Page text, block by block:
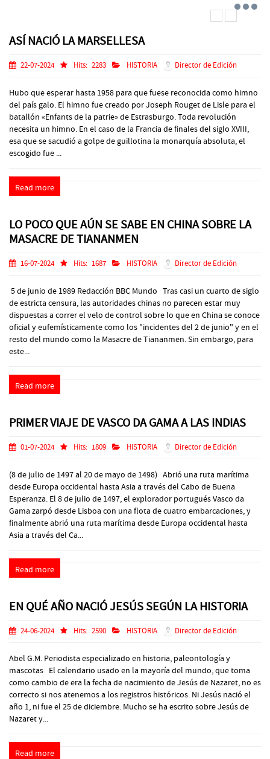
ASÍ NACIÓ LA MARSELLESA
22-07-2024 Hits: 2283 HISTORIA Director de Edición
Hubo que esperar hasta 1958 para que fuese reconocida como himno
del país galo. El himno fue creado por Joseph Rouget de Lisle para el
batallón «Enfants de la patrie» de Estrasburgo. Toda revolución
necesita un himno. En el caso de la Francia de finales del siglo XVIII,
esa que se sacudió a golpe de guillotina la monarquía absoluta, el
escogido fue ...
Read more
LO POCO QUE AÚN SE SABE EN CHINA SOBRE LA
MASACRE DE TIANANMEN
16-07-2024 Hits: 1687 HISTORIA Director de Edición
5 de junio de 1989 Redacción BBC Mundo Tras casi un cuarto de siglo
de estricta censura, las autoridades chinas no parecen estar muy
dispuestas a correr el velo de control sobre lo que en China se conoce
oficial y eufemísticamente como los "incidentes del 2 de junio" y en el
resto del mundo como la Masacre de Tiananmen. Sin embargo, para
este...
Read more
PRIMER VIAJE DE VASCO DA GAMA A LAS INDIAS
01-07-2024 Hits: 1809 HISTORIA Director de Edición
(8 de julio de 1497 al 20 de mayo de 1498) Abrió una ruta marítima
desde Europa occidental hasta Asia a través del Cabo de Buena
Esperanza. El 8 de julio de 1497, el explorador portugués Vasco da
Gama zarpó desde Lisboa con una flota de cuatro embarcaciones, y
finalmente abrió una ruta marítima desde Europa occidental hasta
Asia a través del Ca...
Read more
EN QUÉ AÑO NACIÓ JESÚS SEGÚN LA HISTORIA
24-06-2024 Hits: 2590 HISTORIA Director de Edición
Abel G.M. Periodista especializado en historia, paleontología y
mascotas El calendario usado en la mayoría del mundo, que toma
como cambio de era la fecha de nacimiento de Jesús de Nazaret, no es
correcto si nos atenemos a los registros históricos. Ni Jesús nació el
año 1, ni fue el 25 de diciembre. Mucho se ha escrito sobre Jesús de
Nazaret y...
Read more